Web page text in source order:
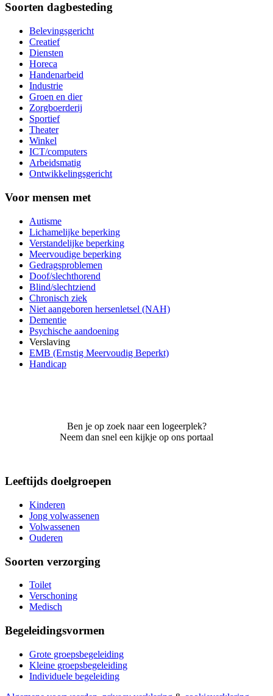
Soorten dagbesteding
Belevingsgericht
Creatief
Diensten
Horeca
Handenarbeid
Industrie
Groen en dier
Zorgboerderij
Sportief
Theater
Winkel
ICT/computers
Arbeidsmatig
Ontwikkelingsgericht
Voor mensen met
Autisme
Lichamelijke beperking
Verstandelijke beperking
Meervoudige beperking
Gedragsproblemen
Doof/slechthorend
Blind/slechtziend
Chronisch ziek
Niet aangeboren hersenletsel (NAH)
Dementie
Psychische aandoening
Verslaving
EMB (Ernstig Meervoudig Beperkt)
Handicap
Ben je op zoek naar een logeerplek?
Neem dan snel een kijkje op ons portaal
Leeftijds doelgroepen
Kinderen
Jong volwassenen
Volwassenen
Ouderen
Soorten verzorging
Toilet
Verschoning
Medisch
Begeleidingsvormen
Grote groepsbegeleiding
Kleine groepsbegeleiding
Individuele begeleiding